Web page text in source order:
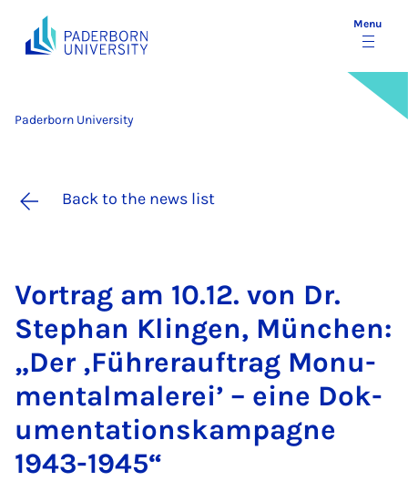
Menu
Paderborn University
Back to the news list
Vor­trag am 10.12. von Dr.
Stephan Klin­gen, München:
„Der ‚Führ­erauftrag Mo­nu­
ment­al­malerei’ – eine Dok­
u­ment­a­tion­skam­pagne
1943-1945“